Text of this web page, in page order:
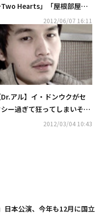
Hearts」「屋根部屋の
リンス」など王様がドラマに
た理由は？
2012/06/07 16:11
Dr.アル】イ・ドンウクがセ
ー過ぎて狂ってしまいそう
2012/03/04 10:43
日本公演、今年も12月に国立